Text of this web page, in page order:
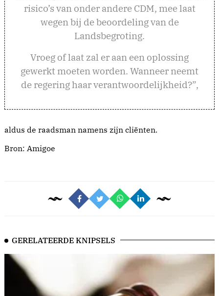
risico’s van onder andere CDM, mee laat
wegen bij de beoordeling van de
Landsbegroting.
Vroeg of laat zal er aan een oplossing
gewerkt moeten worden. Wanneer neemt
de regering haar verantwoordelijkheid?”,
aldus de raadsman namens zijn cliënten.
Bron: Amigoe
GERELATEERDE KNIPSELS